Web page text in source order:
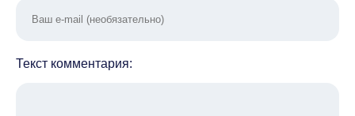
Текст комментария: